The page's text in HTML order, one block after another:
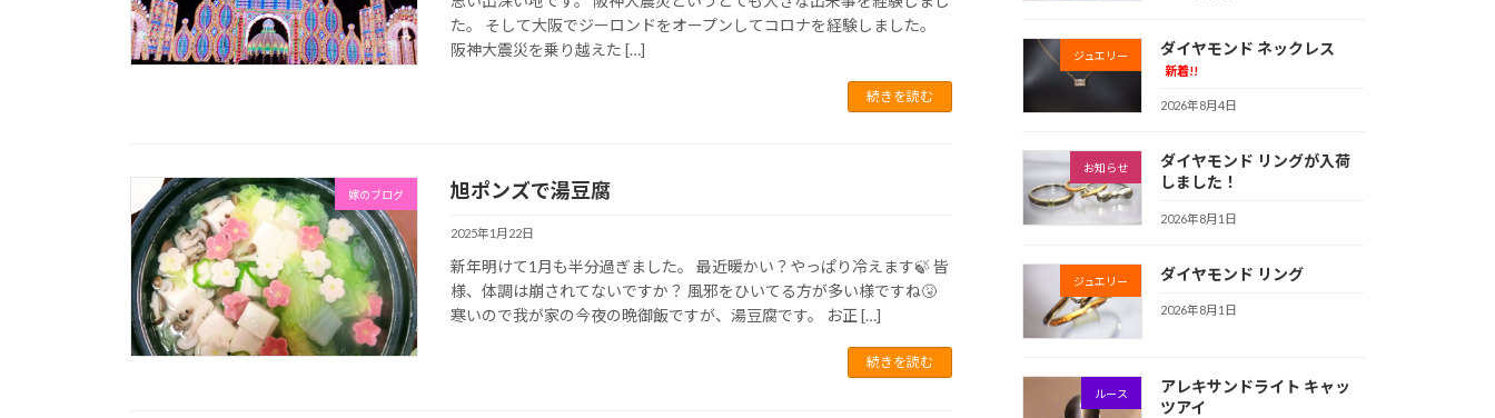
た。 そして大阪でジーロンドをオープンしてコロナを経験しました。
阪神大震災を乗り越えた […]
続きを読む
嫁のブログ 旭ポンズで湯豆腐
2025年1月22日
新年明けて1月も半分過ぎました。 最近暖かい？やっぱり冷えます🍃 皆
様、体調は崩されてないですか？ 風邪をひいてる方が多い様ですね🤧
寒いので我が家の今夜の晩御飯ですが、湯豆腐です。 お正 […]
続きを読む
ジュエリー ダイヤモンド ネックレス
新着!!
2026年8月4日
お知らせ
ダイヤモンド リングが入荷
しました！
2026年8月1日
ジュエリー ダイヤモンド リング
2026年8月1日
ルース
アレキサンドライト キャッ
ツアイ